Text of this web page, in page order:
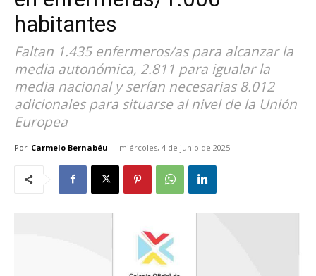
habitantes
Faltan 1.435 enfermeros/as para alcanzar la
media autonómica, 2.811 para igualar la
media nacional y serían necesarias 8.012
adicionales para situarse al nivel de la Unión
Europea
Por Carmelo Bernabéu - miércoles, 4 de junio de 2025